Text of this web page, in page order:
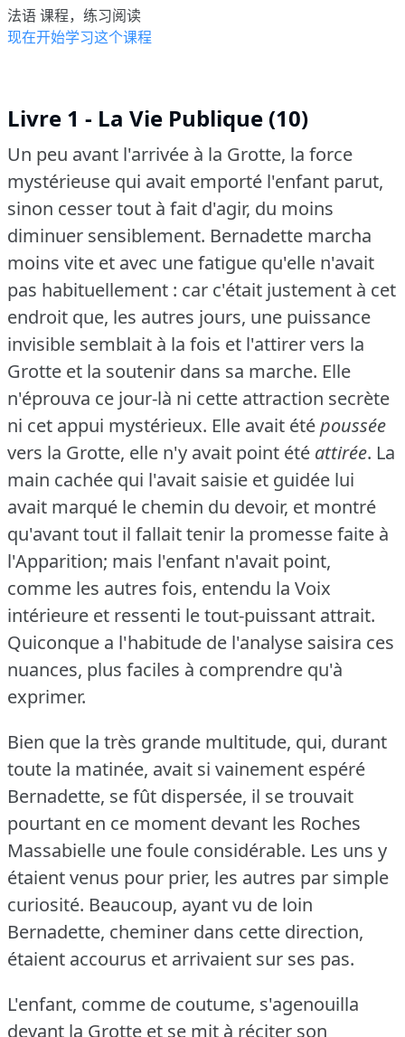
法语 课程，练习阅读
现在开始学习这个课程
Livre 1 - La Vie Publique (10)
Un peu avant l'arrivée à la Grotte, la force
mystérieuse qui avait emporté l'enfant parut,
sinon cesser tout à fait d'agir, du moins
diminuer sensiblement. Bernadette marcha
moins vite et avec une fatigue qu'elle n'avait
pas habituellement : car c'était justement à cet
endroit que, les autres jours, une puissance
invisible semblait à la fois et l'attirer vers la
Grotte et la soutenir dans sa marche. Elle
n'éprouva ce jour-là ni cette attraction secrète
ni cet appui mystérieux. Elle avait étépoussée
vers la Grotte, elle n'y avait point été attirée. La
main cachée qui l'avait saisie et guidée lui
avait marqué le chemin du devoir, et montré
qu'avant tout il fallait tenir la promesse faite à
l'Apparition; mais l'enfant n'avait point,
comme les autres fois, entendu la Voix
intérieure et ressenti le tout-puissant attrait.
Quiconque a l'habitude de l'analyse saisira ces
nuances, plus faciles à comprendre qu'à
exprimer.
Bien que la très grande multitude, qui, durant
toute la matinée, avait si vainement espéré
Bernadette, se fût dispersée, il se trouvait
pourtant en ce moment devant les Roches
Massabielle une foule considérable. Les uns y
étaient venus pour prier, les autres par simple
curiosité. Beaucoup, ayant vu de loin
Bernadette, cheminer dans cette direction,
étaient accourus et arrivaient sur ses pas.
L'enfant, comme de coutume, s'agenouilla
devant la Grotte et se mit à réciter son